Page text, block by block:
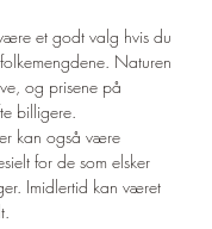
et godt valg hvis du
Naturen
og prisene på
billigere.
kan også være
for de som elsker
Imidlertid kan været